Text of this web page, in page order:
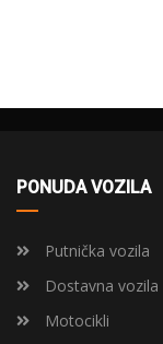
PONUDA VOZILA
Putnička vozila
Dostavna vozila
Motocikli